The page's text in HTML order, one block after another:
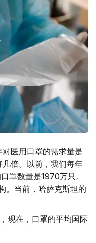
医用口罩的需求量是
倍。以前，我们每年
罩数量是1970万只。
。当前，哈萨克斯坦的
现在，口罩的平均国际